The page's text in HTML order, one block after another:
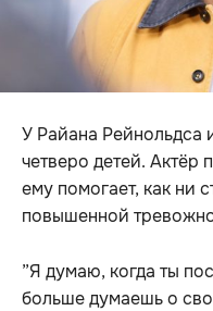
У Райана Рейнольдса
четверо детей. Актёр
ему помогает, как ни
повышенной
”Я думаю, когда ты
больше думаешь о